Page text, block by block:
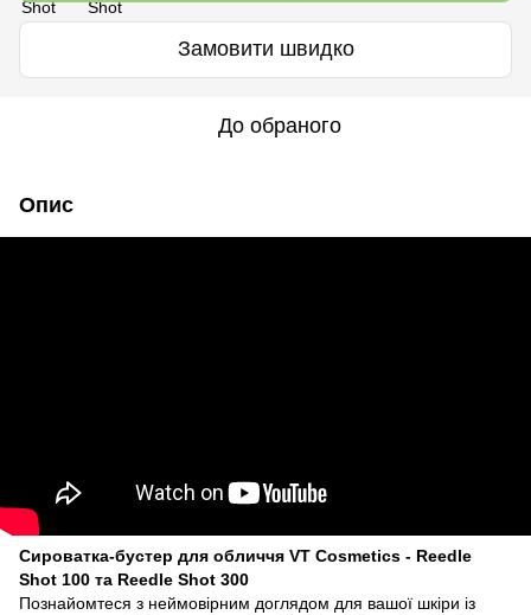
Замовити швидко
До обраного
Опис
Сироватка-бустер для обличчя VT Cosmetics - Reedle
Shot 100 та Reedle Shot 300
Познайомтеся з неймовірним доглядом для вашої шкіри із